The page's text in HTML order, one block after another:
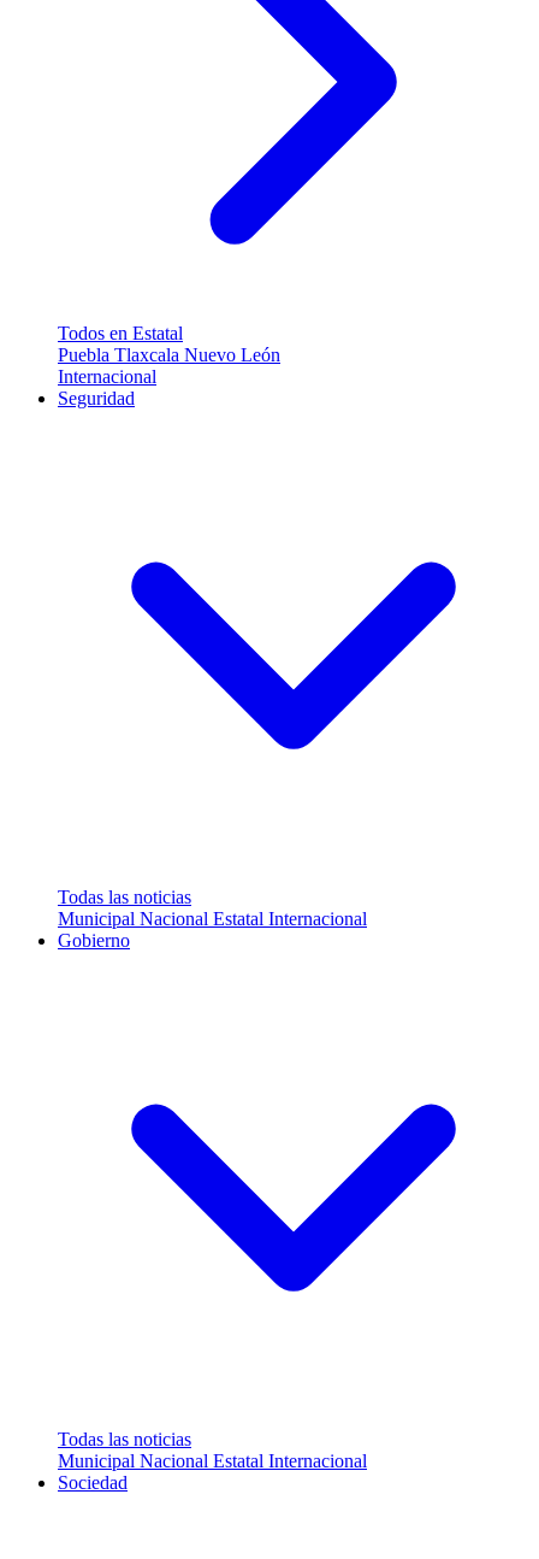
Todos en Estatal
Puebla Tlaxcala Nuevo León
Internacional
Seguridad
Todas las noticias
Municipal Nacional Estatal Internacional
Gobierno
Todas las noticias
Municipal Nacional Estatal Internacional
Sociedad